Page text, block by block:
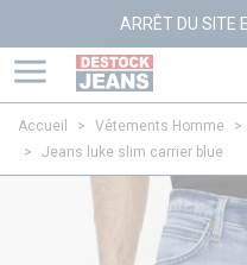
ARRÊT DU SITE E-
Accueil > Vêtements Homme >
>
Jeans luke slim carrier blue